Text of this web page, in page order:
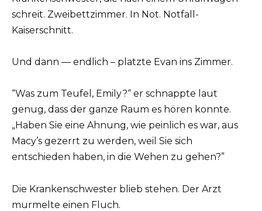
schreit. Zweibettzimmer. In Not. Notfall-
Kaiserschnitt.
Und dann — endlich – platzte Evan ins Zimmer.
“Was zum Teufel, Emily?“ er schnappte laut
genug, dass der ganze Raum es hören konnte.
„Haben Sie eine Ahnung, wie peinlich es war, aus
Macy’s gezerrt zu werden, weil Sie sich
entschieden haben, in die Wehen zu gehen?”
Die Krankenschwester blieb stehen. Der Arzt
murmelte einen Fluch.